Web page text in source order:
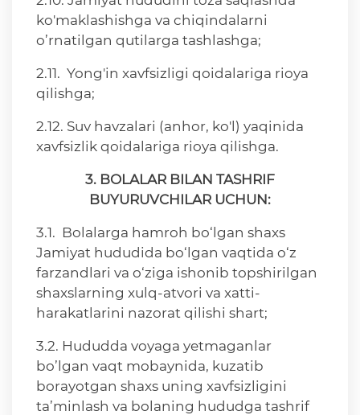
ko'maklashishga va chiqindalarni
o’rnatilgan qutilarga tashlashga;
2.11. Yong'in xavfsizligi qoidalariga rioya
qilishga;
2.12. Suv havzalari (anhor, ko'l) yaqinida
xavfsizlik qoidalariga rioya qilishga.
3. BOLALAR BILAN TASHRIF
BUYURUVCHILAR UCHUN:
3.1. Bolalarga hamroh bo‘lgan shaxs
Jamiyat hududida bo‘lgan vaqtida o‘z
farzandlari va o‘ziga ishonib topshirilgan
shaxslarning xulq-atvori va xatti-
harakatlarini nazorat qilishi shart;
3.2. Hududda voyaga yetmaganlar
bo’lgan vaqt mobaynida, kuzatib
borayotgan shaxs uning xavfsizligini
ta’minlash va bolaning hududga tashrif